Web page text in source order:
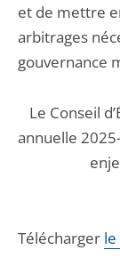
et de mettre
arbitrages
gouvernance
Le Conseil
annuelle
Télécharger